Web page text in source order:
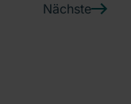
Nächste